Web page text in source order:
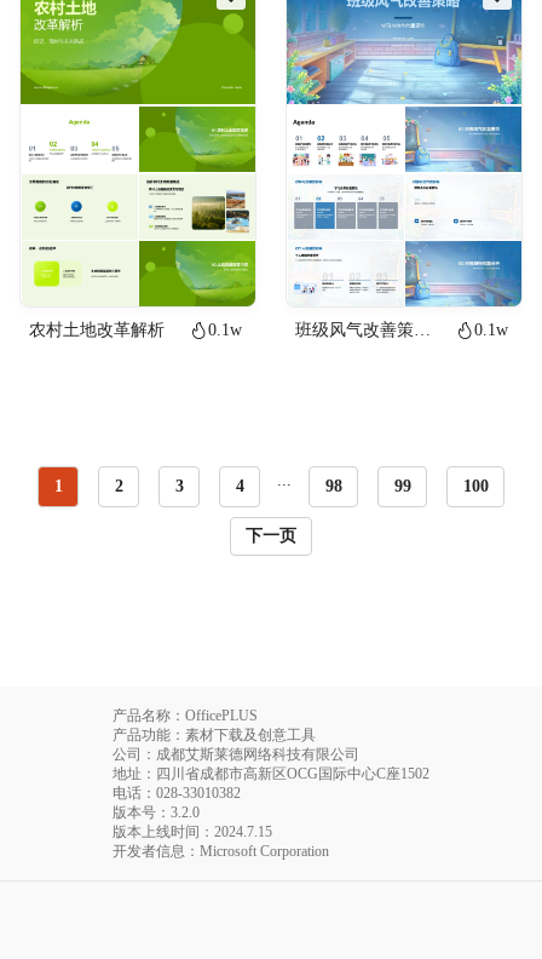
农村土地改革解析 0.1w 班级风气改善策略PPT模板 0.1w
1 2 3 4 ... 98 99 100
下一页
产品名称：OfficePLUS
产品功能：素材下载及创意工具
公司：成都艾斯莱德网络科技有限公司
地址：四川省成都市高新区OCG国际中心C座1502
电话 ：028-33010382
版本号：3.2.0
版本上线时间：2024.7.15
开发者信息：Microsoft Corporation